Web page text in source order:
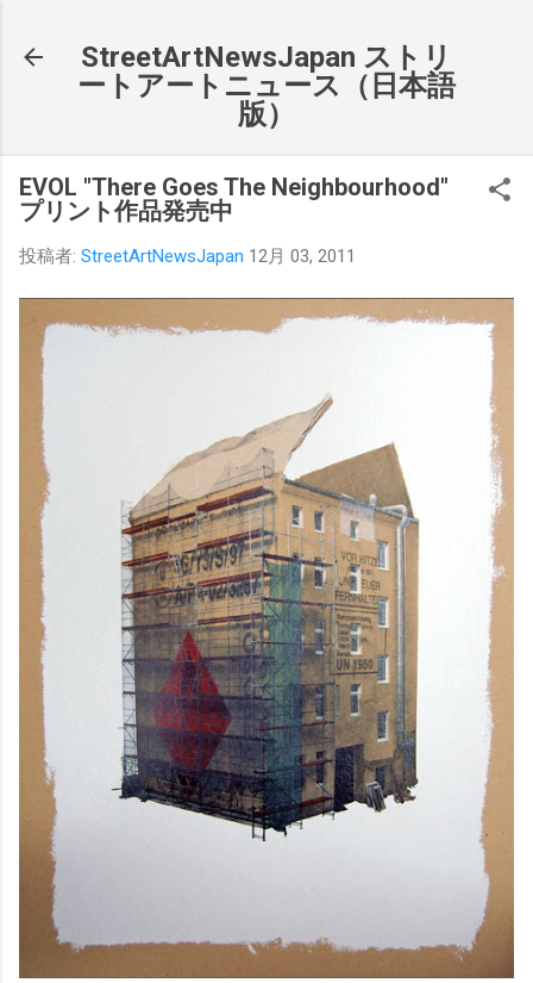
StreetArtNewsJapan ストリ
ートアートニュース（日本語
版）
EVOL "There Goes The Neighbourhood"
プリント作品発売中
投稿者: StreetArtNewsJapan 12月 03, 2011